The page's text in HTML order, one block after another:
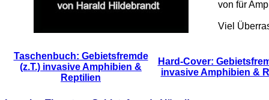
von für
Viel
Taschenbuch: Gebietsfremde
(z.T.) invasive Amphibien &
Reptilien
Hard-Cover:
invasive Amphibien &